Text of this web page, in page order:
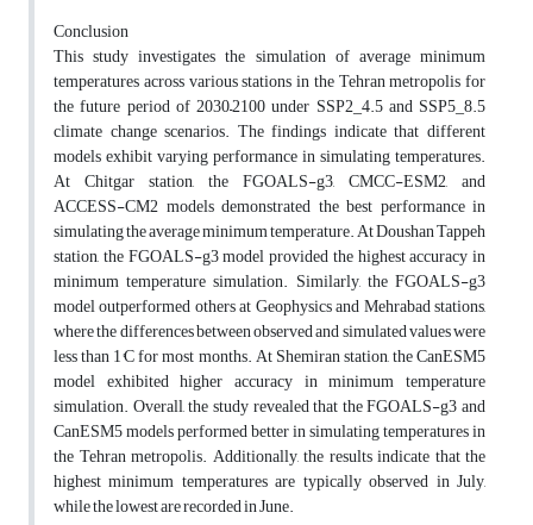
Conclusion
This study investigates the simulation of average minimum
temperatures across various stations in the Tehran metropolis for
the future period of 2030–2100 under SSP2_4.5 and SSP5_8.5
climate change scenarios. The findings indicate that different
models exhibit varying performance in simulating temperatures.
At Chitgar station, the FGOALS-g3, CMCC-ESM2, and
ACCESS-CM2 models demonstrated the best performance in
simulating the average minimum temperature. At Doushan Tappeh
station, the FGOALS-g3 model provided the highest accuracy in
minimum temperature simulation. Similarly, the FGOALS-g3
model outperformed others at Geophysics and Mehrabad stations,
where the differences between observed and simulated values were
less than 1°C for most months. At Shemiran station, the CanESM5
model exhibited higher accuracy in minimum temperature
simulation. Overall, the study revealed that the FGOALS-g3 and
CanESM5 models performed better in simulating temperatures in
the Tehran metropolis. Additionally, the results indicate that the
highest minimum temperatures are typically observed in July,
while the lowest are recorded in June.